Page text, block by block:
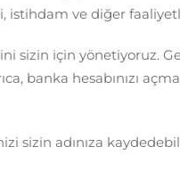
istihdam ve diğer
sizin için yönetiyoruz.
banka hesabınızı
sizin adınıza